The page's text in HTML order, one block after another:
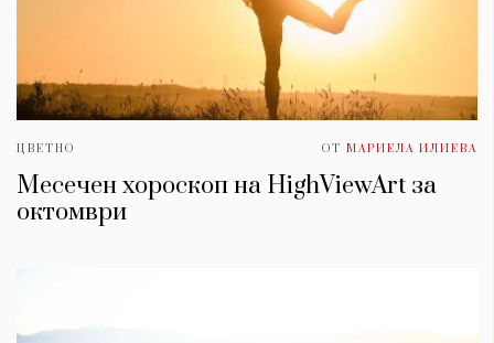
ЦВЕТНО ОТ МАРИЕЛА ИЛИЕВА
Месечен хороскоп на HighViewArt за
oктомври